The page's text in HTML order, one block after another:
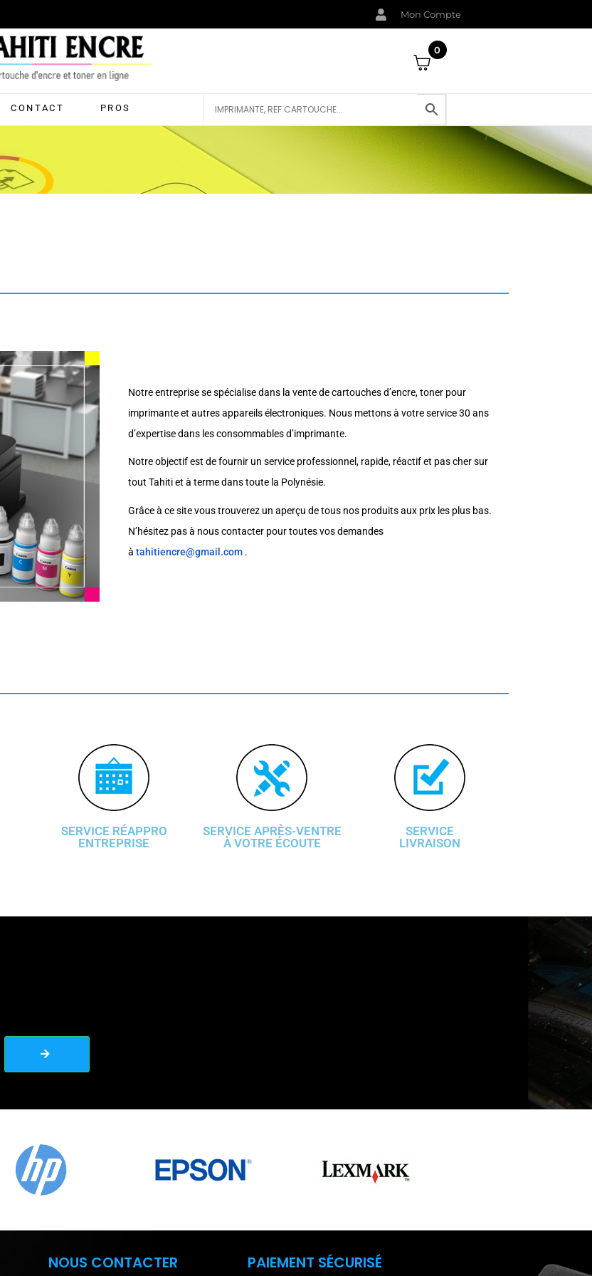
Mon Compte
0
CONTACT PROS
Notre entreprise se spécialise dans la vente de cartouches d’encre, toner pour
imprimante et autres appareils électroniques. Nous mettons à votre service 30 ans
d’expertise dans les consommables d’imprimante.
Notre objectif est de fournir un service professionnel, rapide, réactif et pas cher sur
tout Tahiti et à terme dans toute la Polynésie.
Grâce à ce site vous trouverez un aperçu de tous nos produits aux prix les plus bas.
N’hésitez pas à nous contacter pour toutes vos demandes
à tahitiencre@gmail.com .
SERVICE RÉAPPRO
ENTREPRISE
SERVICE APRÈS-VENTRE
À VOTRE ÉCOUTE
SERVICE
LIVRAISON
NOUS CONTACTER PAIEMENT SÉCURISÉ